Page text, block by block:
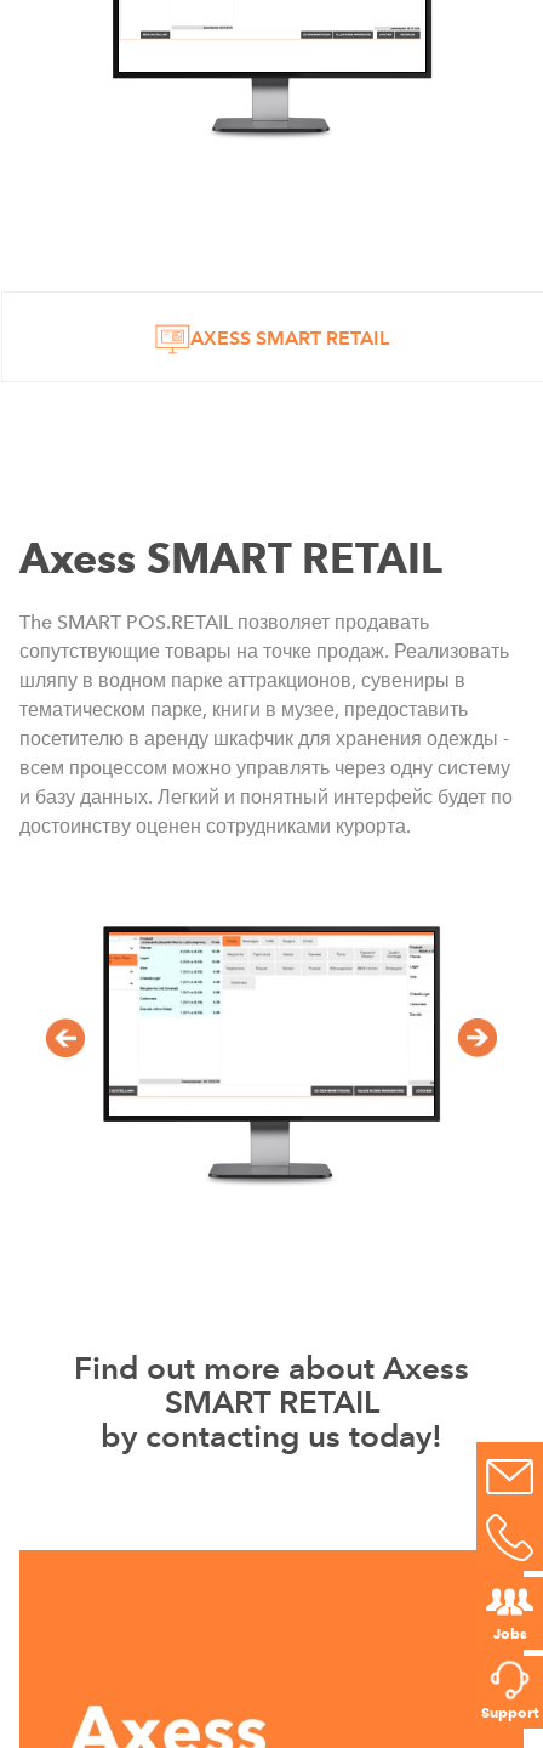
Jobs
Support
AXESS SMART RETAIL
Axess SMART RETAIL
The SMART POS.RETAIL позволяет продавать
сопутствующие товары на точке продаж. Реализовать
шляпу в водном парке аттракционов, сувениры в
тематическом парке, книги в музее, предоставить
посетителю в аренду шкафчик для хранения одежды -
всем процессом можно управлять через одну систему
и базу данных. Легкий и понятный интерфейс будет по
достоинству оценен сотрудниками курорта.
Find out more about Axess
SMART RETAIL
by contacting us today!